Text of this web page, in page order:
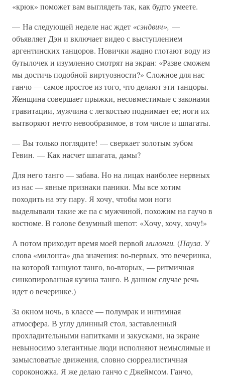
«крюк» поможет вам выглядеть так, как будто умеете.
— На следующей неделе нас ждет «сэндвич», —
объявляет Дэн и включает видео с выступлением
аргентинских танцоров. Новички жадно глотают воду из
бутылочек и изумленно смотрят на экран: «Разве сможем
мы достичь подобной виртуозности?» Сложное для нас
ганчо — самое простое из того, что делают эти танцоры.
Женщина совершает прыжки, несовместимые с законами
гравитации, мужчина с легкостью поднимает ее; ноги их
вытворяют нечто невообразимое, в том числе и шпагаты.
— Вы только поглядите! — сверкает золотым зубом
Гевин. — Как насчет шпагата, дамы?
Для него танго — забава. Но на лицах наиболее нервных
из нас — явные признаки паники. Мы все хотим
походить на эту пару. Я хочу, чтобы мои ноги
выделывали такие же па с мужчиной, похожим на гаучо в
костюме. В голове безумный шепот: «Хочу, хочу, хочу!»
А потом приходит время моей первой милонги. (Пауза. У
слова «милонга» два значения: во-первых, это вечеринка,
на которой танцуют танго, во-вторых, — ритмичная
синкопированная кузина танго. В данном случае речь
идет о вечеринке.)
За окном ночь, в классе — полумрак и интимная
атмосфера. В углу длинный стол, заставленный
прохладительными напитками и закусками, на экране
невыносимо элегантные люди исполняют немыслимые и
замысловатые движения, словно сюрреалистичная
сороконожка. Я же делаю ганчо с Джеймсом. Ганчо,